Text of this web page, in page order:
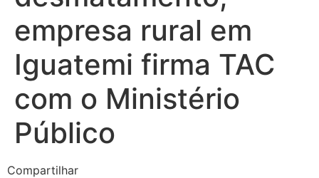
empresa rural em
Iguatemi firma TAC
com o Ministério
Público
Compartilhar